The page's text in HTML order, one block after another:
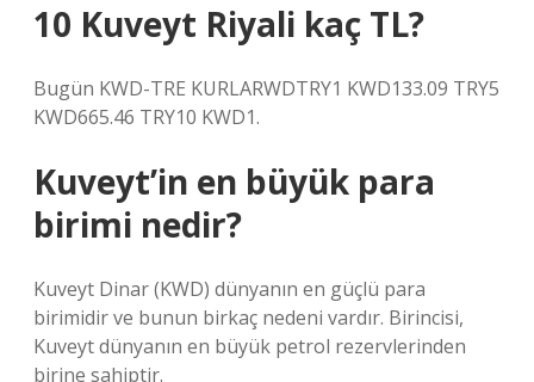
10 Kuveyt Riyali kaç TL?
Bugün KWD-TRE KURLARWDTRY1 KWD133.09 TRY5
KWD665.46 TRY10 KWD1.
Kuveyt’in en büyük para
birimi nedir?
Kuveyt Dinar (KWD) dünyanın en güçlü para
birimidir ve bunun birkaç nedeni vardır. Birincisi,
Kuveyt dünyanın en büyük petrol rezervlerinden
birine sahiptir.